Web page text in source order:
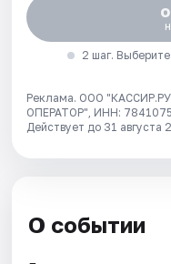
2 шаг.
Реклама. ООО
ОПЕРАТОР", ИНН:
Действует до 31 августа
О событии